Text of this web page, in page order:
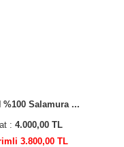
%100 Salamura ...
: 4.000,00 TL
3.800,00 TL